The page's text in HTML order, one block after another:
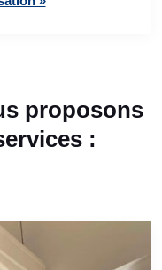
proposons
: